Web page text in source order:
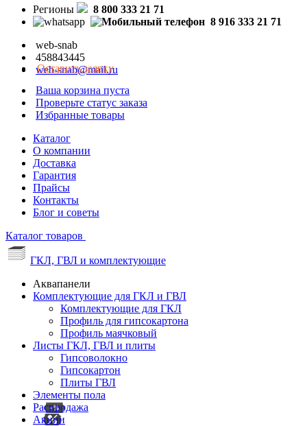
Регионы
8 800 333 21 71
8 916 333 21 71
web-snab
458843445
web-snab@mail.ru
Оставить заявку
Ваша корзина пуста
Проверьте статус заказа
Избранные товары
Каталог
О компании
Доставка
Гарантия
Прайсы
Контакты
Блог и советы
Каталог товаров
ГКЛ, ГВЛ и комплектующие
Аквапанели
Комплектующие для ГКЛ и ГВЛ
Комплектующие для ГКЛ
Профиль для гипсокартона
Профиль маячковый
Листы ГКЛ, ГВЛ и плиты
Гипсоволокно
Гипсокартон
Плиты ГВЛ
Элементы пола
Распродажа
Акции